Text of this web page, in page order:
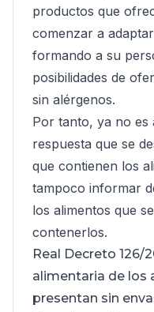
productos que
comenzar a
formando a su
posibilidades de
sin alérgenos.
Por tanto, ya no es
respuesta que se
que contienen los
tampoco informar
los alimentos que
contenerlos.
Real Decreto 126/
alimentaria de los
presentan sin